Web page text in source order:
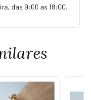
das 9:00 as 18:00.